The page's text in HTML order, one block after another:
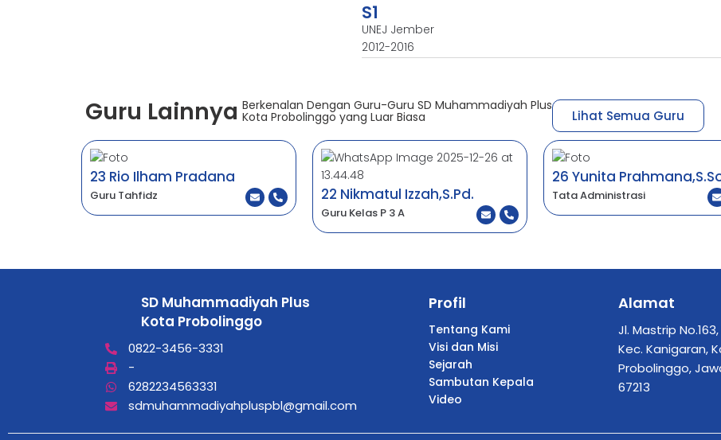
S1
UNEJ Jember
2012-2016
Guru Lainnya Berkenalan Dengan Guru-Guru SD Muhammadiyah Plus
Kota Probolinggo yang Luar Biasa Lihat Semua Guru
23 Rio Ilham Pradana
Guru Tahfidz 22 Nikmatul Izzah,S.Pd.
Guru Kelas P 3 A
26 Yunita
Tata Administrasi
SD Muhammadiyah Plus
Kota Probolinggo
0822-3456-3331
-
6282234563331
sdmuhammadiyahpluspbl@gmail.com
Profil
Tentang Kami
Visi dan Misi
Sejarah
Sambutan Kepala
Video
Alamat
Jl. Mastrip
Kec. Kanigaran,
Probolinggo,
67213